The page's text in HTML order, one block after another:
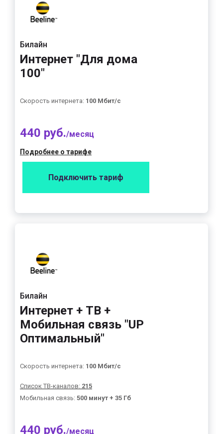
Билайн
Интернет "Для дома
100"
Скорость интернета: 100 Мбит/с
440 руб./месяц
Подробнее о тарифе
Подключить тариф
Билайн
Интернет + ТВ +
Мобильная связь "UP
Оптимальный"
Скорость интернета: 100 Мбит/с
Список ТВ-каналов: 215
Мобильная связь: 500 минут + 35 Гб
440 руб./месяц